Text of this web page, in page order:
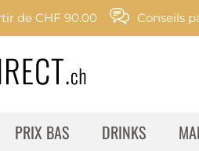
de CHF 90.00 Conseils
PRIX BAS DRINKS